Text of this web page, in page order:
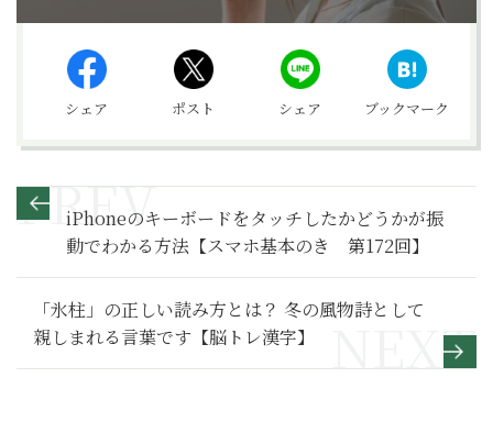
シェア ポスト シェア ブックマーク
iPhoneのキーボードをタッチしたかどうかが振
動でわかる方法【スマホ基本のき 第172回】
「氷柱」の正しい読み方とは？ 冬の風物詩として
親しまれる言葉です【脳トレ漢字】